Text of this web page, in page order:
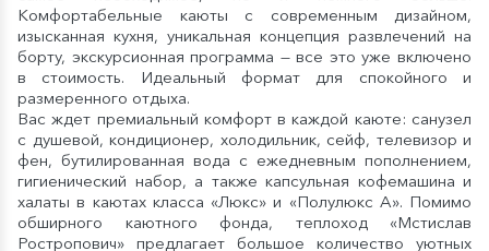
Комфортабельные каюты с современным дизайном,
изысканная кухня, уникальная концепция развлечений на
борту, экскурсионная программа — все это уже включено
в стоимость. Идеальный формат для спокойного и
размеренного отдыха.
Вас ждет премиальный комфорт в каждой каюте: санузел
с душевой, кондиционер, холодильник, сейф, телевизор и
фен, бутилированная вода с ежедневным пополнением,
гигиенический набор, а также капсульная кофемашина и
халаты в каютах класса «Люкс» и «Полулюкс А». Помимо
обширного каютного фонда, теплоход «Мстислав
Ростропович» предлагает большое количество уютных